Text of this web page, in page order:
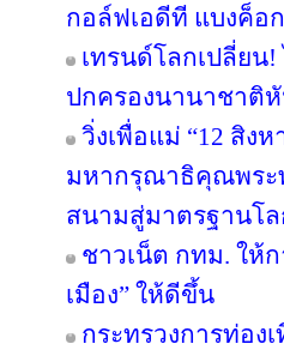
กอล์ฟเอดีที แบงค็อ
เทรนด์โลกเปลี่ยน!
ปกครองนานาชาติหั
วิ่งเพื่อแม่ “12 สิง
มหากรุณาธิคุณพระ
สนามสู่มาตรฐานโล
ชาวเน็ต กทม. ให้
เมือง” ให้ดีขึ้น
กระทรวงการท่อง